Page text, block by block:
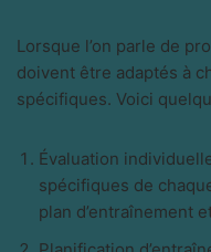
Lorsque l’on parle de
doivent être adaptés à
spécifiques. Voici
Évaluation
spécifiques de
plan d’entraînement